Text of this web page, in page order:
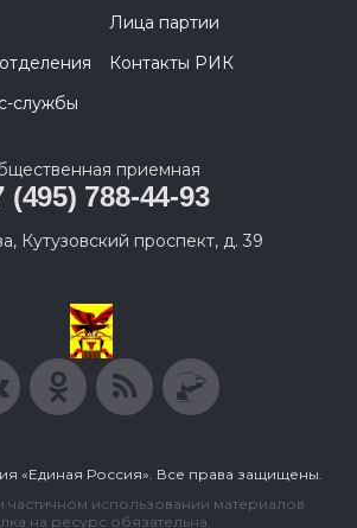
Лица партии
Контакты РИК
службы
приемная
(495) 788-44-93
Кутузовский проспект, д. 39
«Единая Россия». Все права защищены.
использовании материалов
на ресурс обязательна.